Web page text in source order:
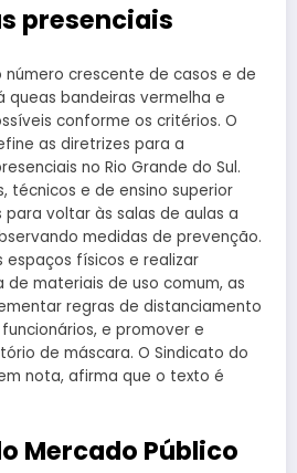
presenciais
crescente de casos e de
queas bandeiras vermelha e
conforme os critérios. O
as diretrizes para a
no Rio Grande do Sul.
técnicos e de ensino superior
voltar às salas de aulas a
medidas de prevenção.
espaços físicos e realizar
de materiais de uso comum, as
regras de distanciamento
e promover e
de máscara. O Sindicato do
nota, afirma que o texto é
Mercado Público